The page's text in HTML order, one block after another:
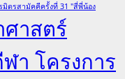
ตรสามัคคีครั้งที่ 31 "สี่พี่น้อง
าสตร์
า โครงการ